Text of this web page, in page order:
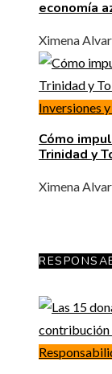
economía
Ximena
Inversiones
Cómo
Trinidad y
Ximena